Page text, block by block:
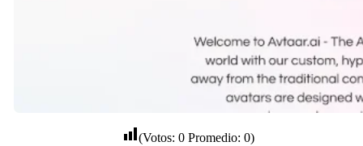
(Votos: 0Promedio: 0)